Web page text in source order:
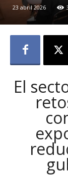
23 abril 2026
El